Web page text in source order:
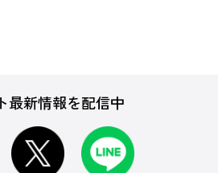
最新情報を配信中